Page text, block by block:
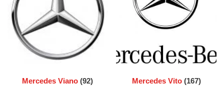
Mercedes Viano(92) Mercedes Vito (167)